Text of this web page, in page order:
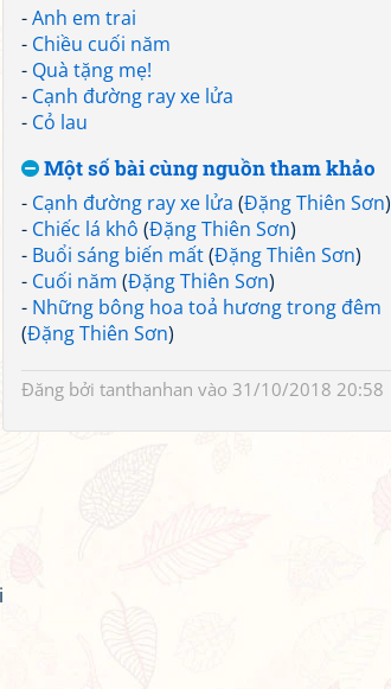
-Anh em trai
- Chiều cuối năm
- Quà tặng mẹ!
- Cạnh đường ray xe lửa
- Cỏ lau
Một số bài cùng nguồn tham khảo
- Cạnh đường ray xe lửa (Đặng Thiên Sơn)
- Chiếc lá khô (Đặng Thiên Sơn)
- Buổi sáng biến mất(Đặng Thiên Sơn)
- Cuối năm (Đặng Thiên Sơn)
- Những bông hoa toả hương trong đêm
(Đặng Thiên Sơn)
Đăng bởi tanthanhan vào 31/10/2018 20:58